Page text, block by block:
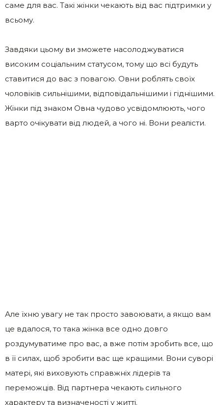
саме для вас. Такі жінки чекають від вас підтримки у
всьому.
Завдяки цьому ви зможете насолоджуватися
високим соціальним статусом, тому що всі будуть
ставитися до вас з повагою. Овни роблять своїх
чоловіків сильнішими, відповідальнішими і гіднішими.
Жінки під знаком Овна чудово усвідомлюють, чого
варто очікувати від людей, а чого ні. Вони реалісти.
Але їхню увагу не так просто завоювати, а якщо вам
це вдалося, то така жінка все одно довго
роздумуватиме про вас, а вже потім зробить все, що
в її силах, щоб зробити вас ще кращими. Вони суворі
матері, які виховують справжніх лідерів та
переможців. Від партнера чекають сильного
характеру та визначеності у житті.